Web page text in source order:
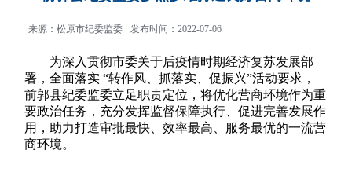
来源：松原市纪委监委 发布时间：2022-07-06
为深入贯彻市委关于后疫情时期经济复苏发展部
署，全面落实 “转作风、抓落实、促振兴”活动要求，
前郭县纪委监委立足职责定位，将优化营商环境作为重
要政治任务，充分发挥监督保障执行、促进完善发展作
用，助力打造审批最快、效率最高、服务最优的一流营
商环境。